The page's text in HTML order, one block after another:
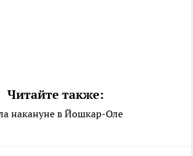
Читайте также:
накануне в Йошкар-Оле